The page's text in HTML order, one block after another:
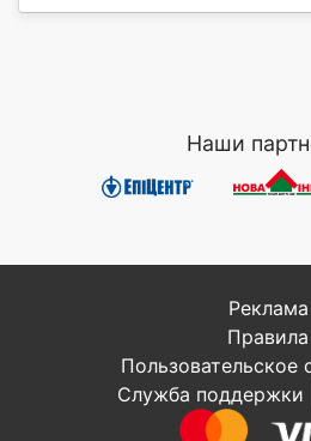
Наши
Реклама
Правила
Пользовательское
Служба поддержки